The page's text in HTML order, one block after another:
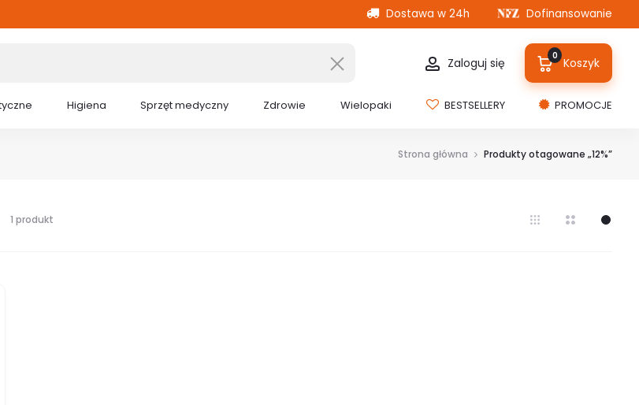
Dostawa w 24h Dofinansowanie
Zaloguj się 0 Koszyk
Higiena Sprzęt medyczny Zdrowie Wielopaki BESTSELLERY PROMOCJE
Strona główna Produkty otagowane „12%”
1 produkt